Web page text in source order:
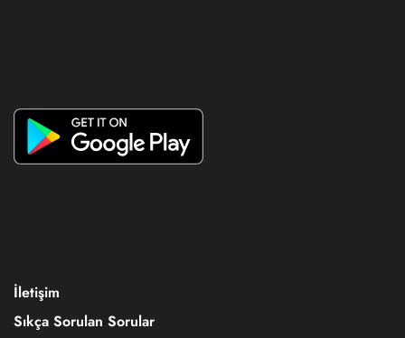
İletişim
Sıkça Sorulan Sorular